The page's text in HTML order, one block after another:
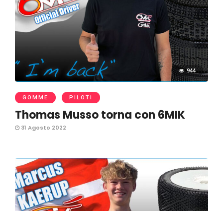
944
GOMME PILOTI
Thomas Musso torna con 6MIK
31 Agosto 2022